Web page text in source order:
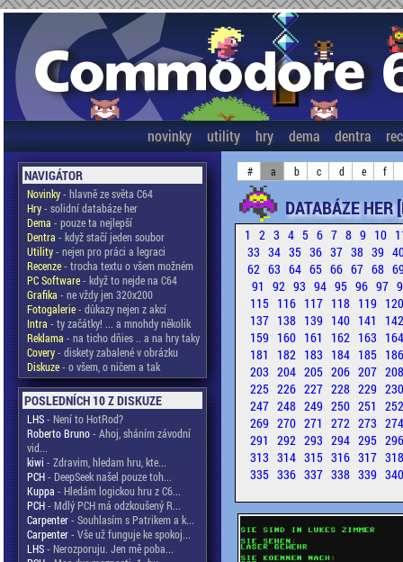
novinky utility hry dema dentra
NAVIGÁTOR
Novinky- hlavně ze světa C64
Hry- solidní databáze her
Dema - pouze ta nejlepší
Dentra - když stačí jeden soubor
Utility- nejen pro práci a legraci
Recenze- trocha textu o všem možném
PC Software- když to nejde na C64
Grafika - ne vždy jen 320x200
Fotogalerie- důkazy nejen z akcí
Intra - ty začátky! ... a mnohdy několik
Reklama - na ticho dňies .. a na hry taky
Covery- diskety zabalené v obrázku
Diskuze- o všem, o ničem a tak
POSLEDNÍCH 10 Z DISKUZE
LHS- Není to HotRod?
Roberto Bruno- Ahoj, sháním závodní
vid...
kiwi - Zdravim, hledam hru, kte...
PCH- DeepSeek našel pouze toh...
Kuppa - Hledám logickou hru z C6...
PCH- Mdlý PCH má odzkoušený R...
Carpenter- Souhlasím s Patrikem a k...
Carpenter- Vše už funguje ke spokoj...
LHS- Nerozporuju. Jen mě poba...
# a b c d e f
DATABÁZE
1 2 3 4 5 6 7 8 9 10
33 34 35 36 37 38 39
62 63 64 65 66 67 68
91 92 93 94 95 96 97
115 116 117 118 119
137 138 139 140 141
159 160 161 162 163
181
182 183 184 185
203 204 205 206 207
225 226 227 228 229
247 248 249 250 251
269 270 271 272 273
291 292 293 294 295
313 314 315 316 317
335 336 337 338 339